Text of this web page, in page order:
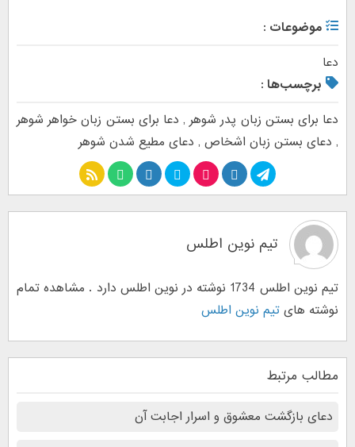
موضوعات :
دعا
برچسب‌ها :
دعا برای بستن زبان پدر شوهر, دعا برای بستن زبان خواهر شوهر
, دعای بستن زبان اشخاص , دعای مطیع شدن شوهر
تیم نوین اطلس
تیم نوین اطلس 1734 نوشته در نوین اطلس دارد . مشاهده تمام
نوشته های تیم نوین اطلس
مطالب مرتبط
دعای بازگشت معشوق و اسرار اجابت آن